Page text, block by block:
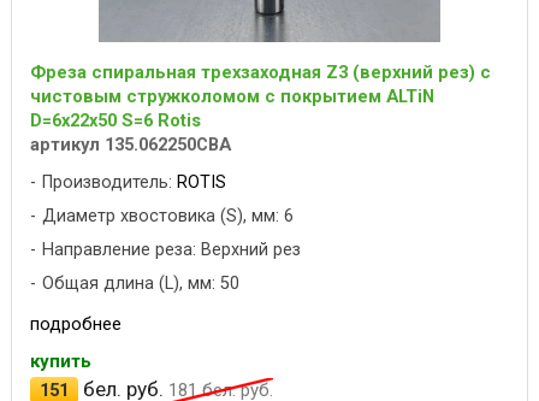
Фреза спиральная трехзаходная Z3 (верхний рез) с
чистовым стружколомом с покрытием ALTiN
D=6x22x50 S=6 Rotis
артикул 135.062250CBA
Производитель: ROTIS
Диаметр хвостовика (S), мм: 6
Направление реза: Верхний рез
Общая длина (L), мм: 50
подробнее
купить
151
бел. руб. 181бел. руб.